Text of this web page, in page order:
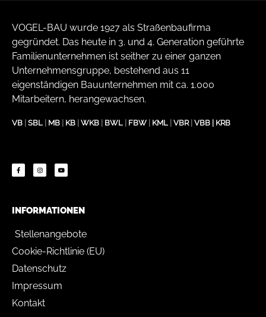
VOGEL-BAU wurde 1927 als Straßenbaufirma
gegründet. Das heute in 3. und 4. Generation geführte
Familienunternehmen ist seither zu einer ganzen
Unternehmensgruppe, bestehend aus 11
eigenständigen Bauunternehmen mit ca. 1.000
Mitarbeitern, herangewachsen.
VB SBL MB KB WKB BWL FBW KML VBR| VBB KRB
INFORMATIONEN
Stellenangebote
Cookie-Richtlinie (EU)
Datenschutz
Impressum
Kontakt